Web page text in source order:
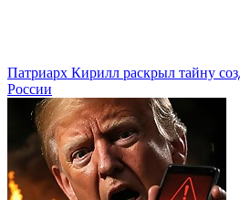
Патриарх Кирилл раскрыл тайну
России